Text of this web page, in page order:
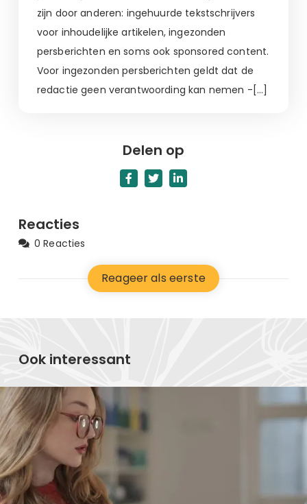
zijn door anderen: ingehuurde tekstschrijvers
voor inhoudelijke artikelen, ingezonden
persberichten en soms ook sponsored content.
Voor ingezonden persberichten geldt dat de
redactie geen verantwoording kan nemen -[…]
Delen op
Reacties
0 Reacties
Reageer als eerste
Ook interessant